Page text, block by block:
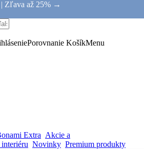
Zľava až 25% →
Porovnanie KošíkMenu
Extra Akcie a
Novinky Premium produkty